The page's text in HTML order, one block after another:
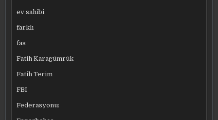
ev sahibi
farklı
fas
Fatih Karagümrük
Fatih Terim
FBI
Federasyonu: